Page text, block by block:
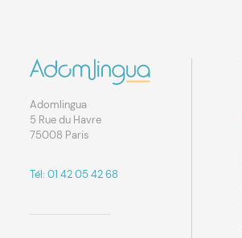
Adomlingua
5 Rue du Havre
75008 Paris
Tél: 01 42 05 42 68